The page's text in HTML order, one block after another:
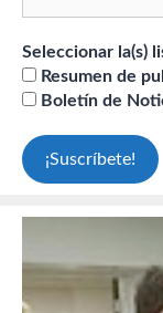
Seleccionar la(s)
Resumen de
Boletín de